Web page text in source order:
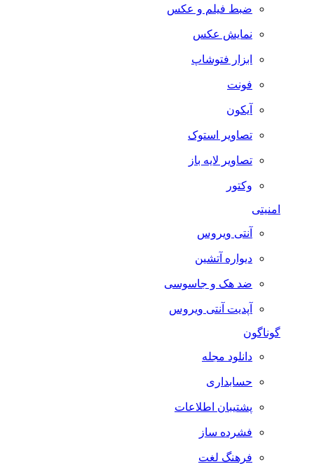
ضبط فيلم و عكس
نمایش عکس
ابزار فتوشاپ
فونت
آیکون
تصاویر استوک
تصاویر لایه باز
وکتور
امنیتی
آنتی ویروس
دیواره آتشین
ضد هک و جاسوسی
آپدیت آنتی ویروس
گوناگون
دانلود مجله
حسابداری
پشتیبان اطلاعات
فشرده ساز
فرهنگ لغت